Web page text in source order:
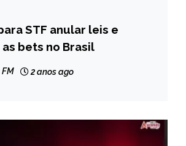
STF anular leis e
bets no Brasil
2 anos ago